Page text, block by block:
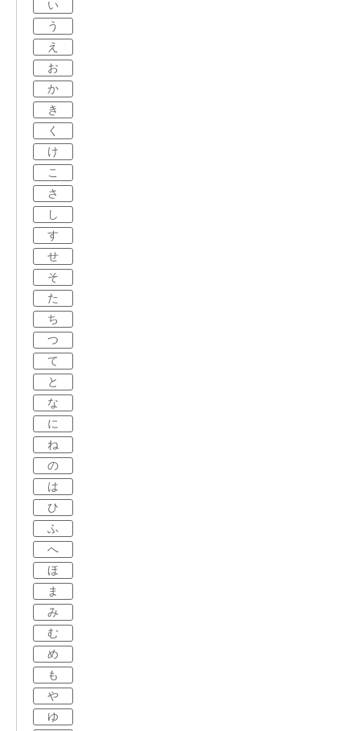
い
う
え
お
か
き
く
け
こ
さ
し
す
せ
そ
た
ち
つ
て
と
な
に
ね
の
は
ひ
ふ
へ
ほ
ま
み
む
め
も
や
ゆ